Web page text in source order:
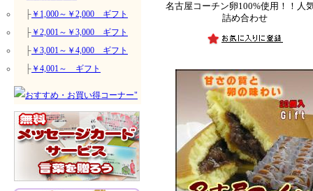
├ ￥1,000～￥2,000 ギフト
├ ￥2,001～￥3,000 ギフト
├ ￥3,001～￥4,000 ギフト
├ ￥4,001～ ギフト
名古屋コーチン卵100%使用！！人
詰め合わせ